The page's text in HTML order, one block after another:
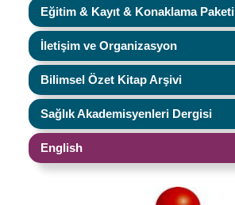
Eğitim & Kayıt & Konaklama Paketi
İletişim ve Organizasyon
Bilimsel Özet Kitap Arşivi
Sağlık Akademisyenleri Dergisi
English